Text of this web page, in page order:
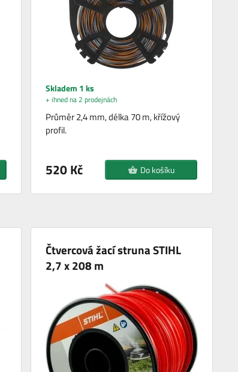
Skladem 1 ks
+ ihned na 2 prodejnách
Průměr 2,4 mm, délka 70 m, křížový
profil.
520 Kč Do košíku
Čtvercová žací struna STIHL
2,7 x 208 m